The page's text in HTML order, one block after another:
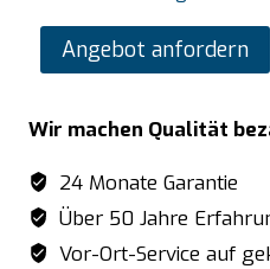
SARO
Infrarot-
Modell
2400
GIANT
Menge
Angebot anfordern
Wir machen Qualität
24 Monate Garantie
Über 50 Jahre
Vor-Ort-Service auf